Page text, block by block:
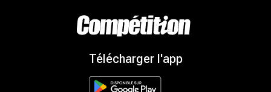
Télécharger l'app